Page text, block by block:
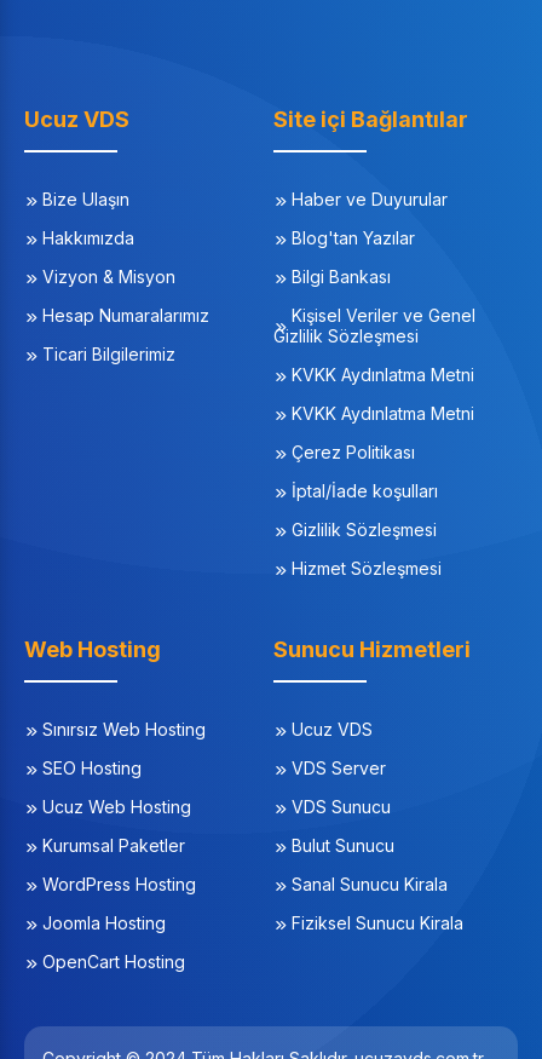
Ucuz VDS
Bize Ulaşın
Hakkımızda
Vizyon & Misyon
Hesap Numaralarımız
Ticari Bilgilerimiz
Site içi Bağlantılar
Haber ve Duyurular
Blog'tan Yazılar
Bilgi Bankası
Kişisel Veriler ve Genel
Gizlilik Sözleşmesi
KVKK Aydınlatma Metni
KVKK Aydınlatma Metni
Çerez Politikası
İptal/İade koşulları
Gizlilik Sözleşmesi
Hizmet Sözleşmesi
Web Hosting
Sınırsız Web Hosting
SEO Hosting
Ucuz Web Hosting
Kurumsal Paketler
WordPress Hosting
Joomla Hosting
OpenCart Hosting
Sunucu Hizmetleri
Ucuz VDS
VDS Server
VDS Sunucu
Bulut Sunucu
Sanal Sunucu Kirala
Fiziksel Sunucu Kirala